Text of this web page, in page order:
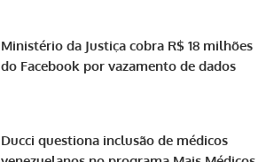
Ministério da Justiça cobra R$ 18 milhões
do Facebook por vazamento de dados
Ducci questiona inclusão de médicos